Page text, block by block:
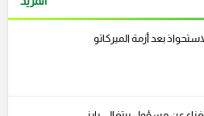
بعد أزمة الميركاتو